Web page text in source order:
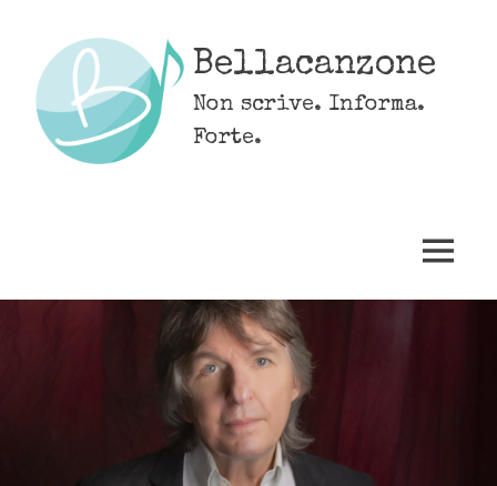
content
Bellacanzone
Non scrive. Informa.
Forte.
MENU